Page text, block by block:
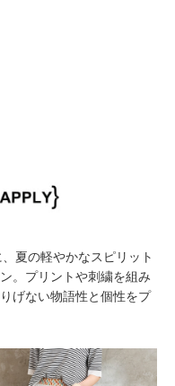
夏の軽やかなスピリット
。プリントや刺繍を組み
げない物語性と個性をプ